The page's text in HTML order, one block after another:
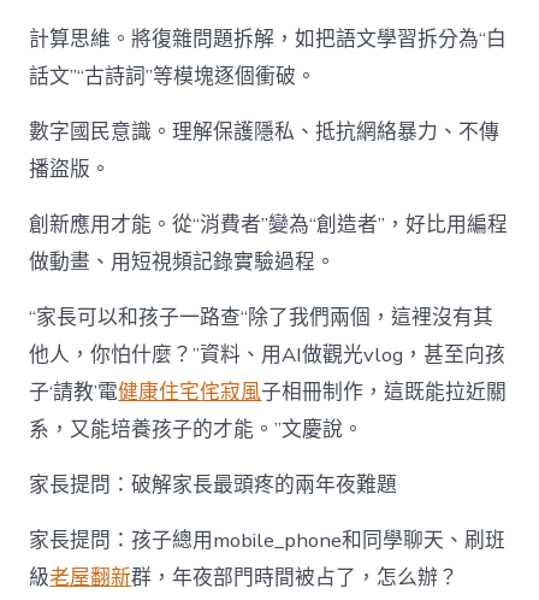
計算思維。將復雜問題拆解，如把語文學習拆分為“白
話文”“古詩詞”等模塊逐個衝破。
數字國民意識。理解保護隱私、抵抗網絡暴力、不傳
播盜版。
創新應用才能。從“消費者”變為“創造者”，好比用編程
做動畫、用短視頻記錄實驗過程。
“家長可以和孩子一路查“除了我們兩個，這裡沒有其
他人，你怕什麼？”資料、用AI做觀光vlog，甚至向孩
子‘請教’電健康住宅侘寂風子相冊制作，這既能拉近關
系，又能培養孩子的才能。”文慶說。
家長提問：破解家長最頭疼的兩年夜難題
家長提問：孩子總用mobile_phone和同學聊天、刷班
級老屋翻新群，年夜部門時間被占了，怎么辦？